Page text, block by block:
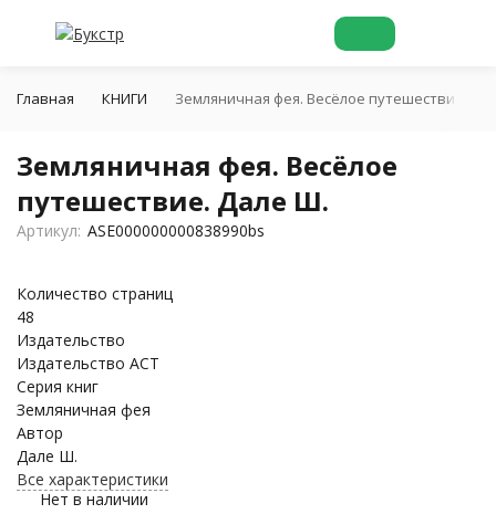
Главная КНИГИ Земляничная фея. Весёлое путешествие.
Земляничная фея. Весёлое
путешествие. Дале Ш.
Артикул: ASE000000000838990bs
Количество страниц
48
Издательство
Издательство АСТ
Серия книг
Земляничная фея
Автор
Дале Ш.
Все характеристики
Нет в наличии